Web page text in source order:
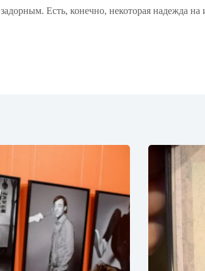
задорным. Есть, конечно, некоторая надежда